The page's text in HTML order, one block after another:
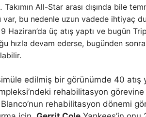
Takımın All-Star arası dışında bile
var, bu nedenle uzun vadede ihtiyaç
Haziran’da üç atış yaptı ve bugün
hızla devam ederse, bugünden
edilmiş bir görünümde 40 atış
rehabilitasyon
rehabilitasyon dönemi